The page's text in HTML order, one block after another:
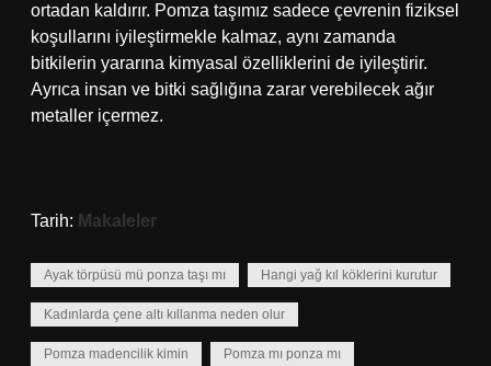
ortadan kaldırır. Pomza taşımız sadece çevrenin fiziksel
koşullarını iyileştirmekle kalmaz, aynı zamanda
bitkilerin yararına kimyasal özelliklerini de iyileştirir.
Ayrıca insan ve bitki sağlığına zarar verebilecek ağır
metaller içermez.
Tarih: Makaleler
Ayak törpüsü mü ponza taşı mı Hangi yağ kıl köklerini kurutur
Kadınlarda çene altı kıllanma neden olur
Pomza madencilik kimin Pomza mı ponza mı